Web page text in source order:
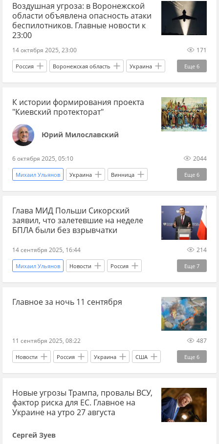
Звенигородка Киев Кировоград
Иван Конев Красная Армия
Великая Отечественная война
вермахт кино фильм
Воздушная угроза: в Воронежской
области объявлена опасность атаки
беспилотников. Главные новости к
23:00
14 октября 2025, 23:00 171
Еще 6
Россия Воронежская область Украина
Владимир Кличко Дональд Трамп
Вячеслав Гладков Украина.ру
Вооруженные силы Украины
К истории формирования проекта
"Киевский протекторат"
Юрий Милославский
6 октября 2025, 05:10 2044
Еще 6
Михаил Ульянов Украина Винница
Москва Богдан Хмельницкий
Адольф Гитлер Красная Армия
НАТО
Глава МИД Польши Сикорский
заявил, что залетевшие на неделе
БПЛА были без взрывчатки
14 сентября 2025, 16:44 214
Еще 7
Михаил Ульянов Новости Россия
Польша Украина Сикорский МИД
НАТО БПЛА Международная политика
Главное за ночь 11 сентября
11 сентября 2025, 08:22 487
Еще 6
Новости Россия Украина США
Андрей Марочко Дональд Трамп
Алексей Пушков СБУ Госдума МВД
Новые угрозы Трампа, провалы ВСУ,
фактор риска для ЕС. Главное на
Украине на утро 27 августа
Сергей Зуев